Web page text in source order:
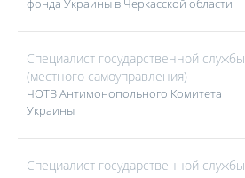
фонда Украины в Черкасской области
Специалист государственной службы
(местного самоуправления)
ЧОТВ Антимонопольного Комитета
Украины
Специалист государственной службы